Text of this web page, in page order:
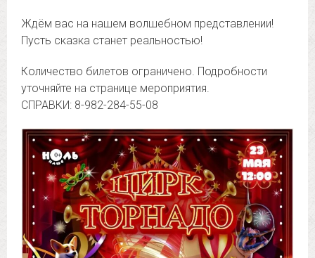
Ждём вас на нашем волшебном представлении!
Пусть сказка станет реальностью!
Количество билетов ограничено. Подробности
уточняйте на странице мероприятия.
СПРАВКИ: 8-982-284-55-08